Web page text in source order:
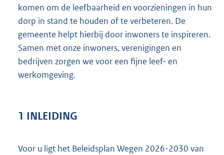
komen om de leefbaarheid en voorzieningen in hun
dorp in stand te houden of te verbeteren. De
gemeente helpt hierbij door inwoners te inspireren.
Samen met onze inwoners, verenigingen en
bedrijven zorgen we voor een fijne leef- en
werkomgeving.
1 INLEIDING
Voor u ligt het Beleidsplan Wegen 2026-2030 van